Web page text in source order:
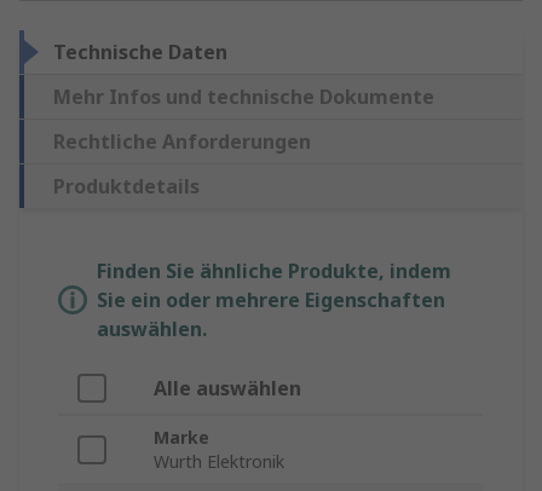
Technische Daten
Mehr Infos und technische Dokumente
Rechtliche Anforderungen
Produktdetails
Finden Sie ähnliche Produkte, indem
Sie ein oder mehrere Eigenschaften
auswählen.
Alle auswählen
Marke
Wurth Elektronik